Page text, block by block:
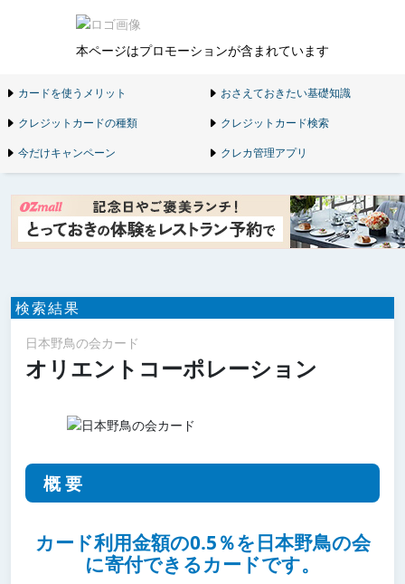
本ページはプロモーションが含まれています
カードを使うメリット
おさえておきたい基礎知識
クレジットカードの種類
クレジットカード検索
今だけキャンペーン
クレカ管理アプリ
検索結果
日本野鳥の会カード
オリエントコーポレーション
概要
カード利用金額の0.5％を日本野鳥の会
に寄付できるカードです。